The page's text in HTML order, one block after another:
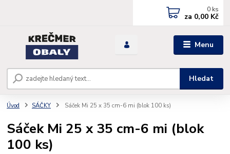
Menu
Hledat
0 ks
za 0,00 Kč
Úvod SÁČKY Sáček Mi 25 x 35 cm-6 mi (blok 100 ks)
Sáček Mi 25 x 35 cm-6 mi (blok
100 ks)